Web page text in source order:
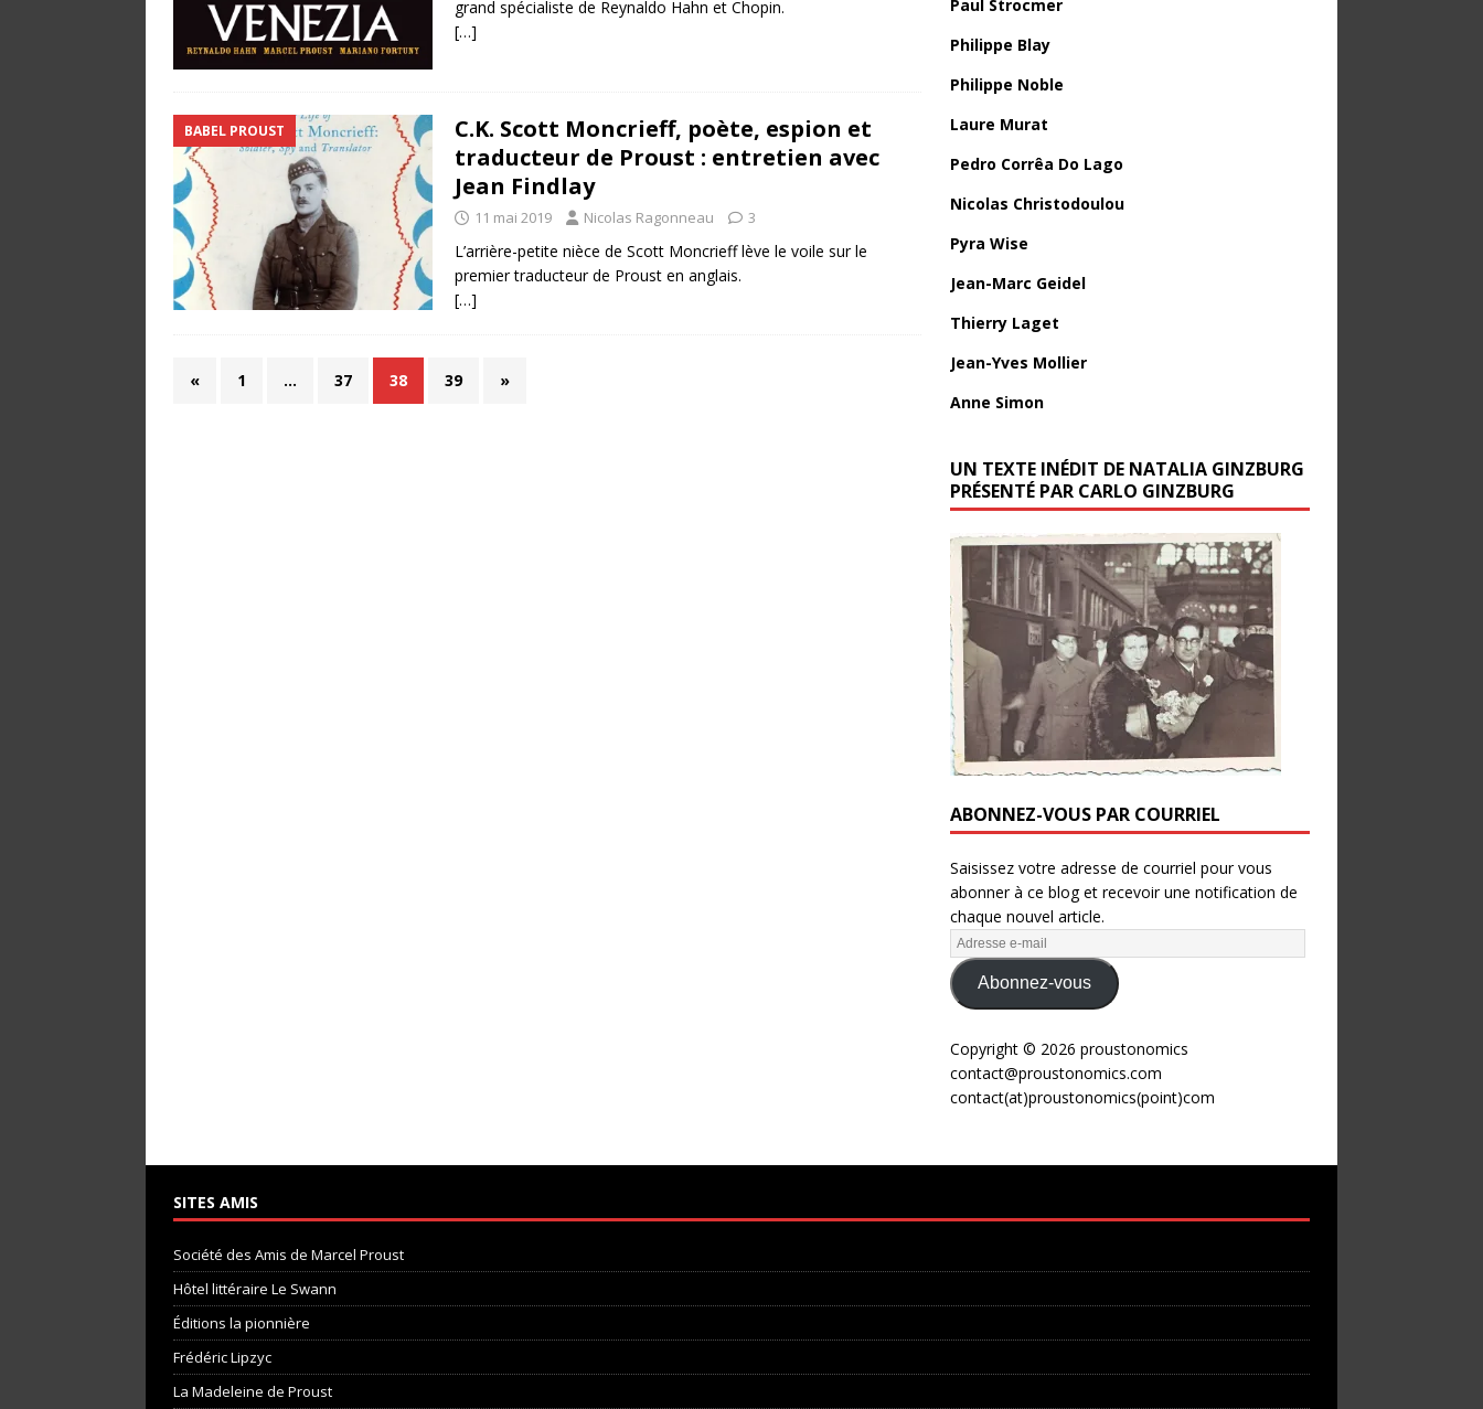
grand spécialiste de Reynaldo Hahn et Chopin.
[…]
BABEL PROUST
C.K. Scott Moncrieff, poète, espion et
traducteur de Proust : entretien avec
Jean Findlay
11 mai 2019 Nicolas Ragonneau 3
L’arrière-petite nièce de Scott Moncrieff lève le voile sur le
premier traducteur de Proust en anglais.
[…]
« 1 … 37 38 39 »
Paul Strocmer
Philippe Blay
Philippe Noble
Laure Murat
Pedro Corrêa Do Lago
Nicolas Christodoulou
Pyra Wise
Jean-Marc Geidel
Thierry Laget
Jean-Yves Mollier
Anne Simon
UN TEXTE INÉDIT DE NATALIA GINZBURG
PRÉSENTÉ PAR CARLO GINZBURG
ABONNEZ-VOUS PAR COURRIEL
Saisissez votre adresse de courriel pour vous
abonner à ce blog et recevoir une notification de
chaque nouvel article.
Abonnez-vous
Copyright © 2026 proustonomics
contact@proustonomics.com
contact(at)proustonomics(point)com
SITES AMIS
Société des Amis de Marcel Proust
Hôtel littéraire Le Swann
Éditions la pionnière
Frédéric Lipzyc
La Madeleine de Proust